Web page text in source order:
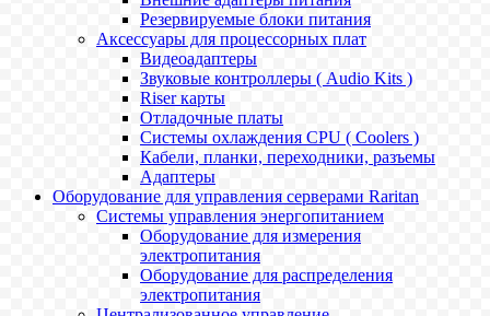
Резервируемые блоки питания
Аксессуары для процессорных плат
Видеоадаптеры
Звуковые контроллеры ( Audio Kits )
Riser карты
Отладочные платы
Системы охлаждения CPU ( Coolers )
Кабели, планки, переходники, разъемы
Адаптеры
Оборудование для управления серверами Raritan
Системы управления энергопитанием
Оборудование для измерения
электропитания
Оборудование для распределения
электропитания